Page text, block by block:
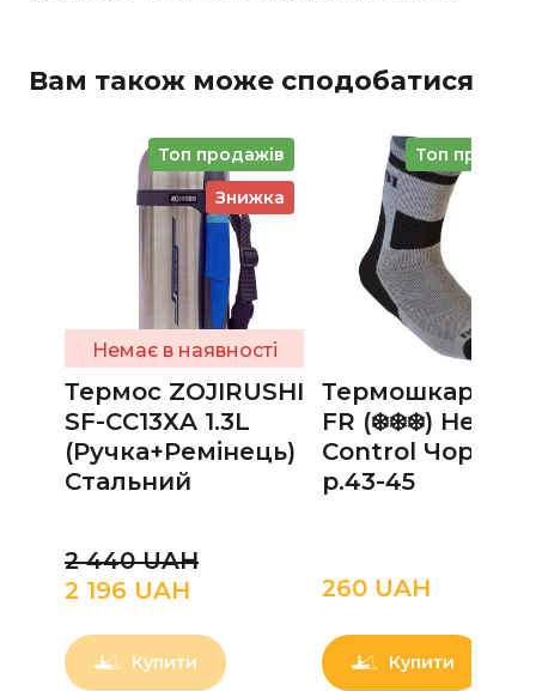
Вам також може сподобатися
Топ продажів
Знижка
Немає в наявності
Термос ZOJIRUSHI
SF-CС13ХA 1.3L
(Ручка+Ремінець)
Стальний
2 440 UAН
2 196 UAН
Купити
Топ
FR (❄️❄️❄️) Heat
Control Чорно-
р.43-45
260 UAН
Купити